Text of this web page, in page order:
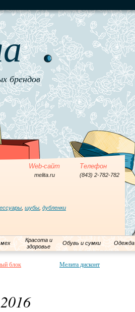
брендов
Web-сайт Телефон
melita.ru (843) 2-782-782
шубы дубленки
Красота и
здоровье
Обувь и сумки Одежда
блок Мелита дисконт